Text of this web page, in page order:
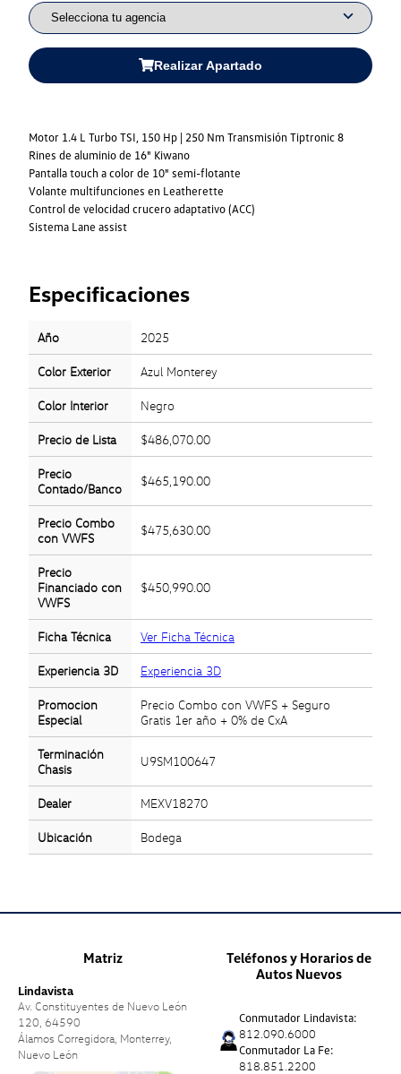
Realizar Apartado
Motor 1.4 L Turbo TSI, 150 Hp | 250 Nm Transmisión Tiptronic 8
Rines de aluminio de 16" Kiwano
Pantalla touch a color de 10" semi-flotante
Volante multifunciones en Leatherette
Control de velocidad crucero adaptativo (ACC)
Sistema Lane assist
Especificaciones
Año 2025
Color Exterior Azul Monterey
Color Interior Negro
Precio de Lista $486,070.00
Precio
Contado/Banco
$465,190.00
Precio Combo
con VWFS
$475,630.00
Precio
Financiado con
VWFS
$450,990.00
Ficha Técnica Ver Ficha Técnica
Experiencia 3D Experiencia 3D
Promocion
Especial
Precio Combo con VWFS + Seguro
Gratis 1er año + 0% de CxA
Terminación
Chasis
U9SM100647
Dealer MEXV18270
Ubicación Bodega
Matriz
Lindavista
Av. Constituyentes de Nuevo León
120, 64590
Álamos Corregidora, Monterrey,
Nuevo León
Teléfonos y Horarios de
Autos Nuevos
Conmutador Lindavista:
812.090.6000
Conmutador La Fe:
818.851.2200